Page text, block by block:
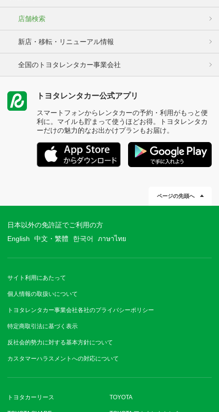
店舗検索
新店・移転・リニューアル情報
全国のトヨタレンタカー事業会社
トヨタレンタカー公式アプリ
スマートフォンからレンタカーの予約・利用がもっと便
利に。マイルも貯まって使うほどお得。トヨタレンタカ
ーだけの魅力的なお出かけプランもお届け。
ページの先頭へ
日本以外の免許証でご利用の方
English
中文・繁體 한국어 ภาษาไทย
サイト利用にあたって
個人情報の取扱いについて
トヨタレンタカー事業会社各社のプライバシーポリシー
特定商取引法に基づく表示
反社会的勢力に対する基本方針について
カスタマーハラスメントへの対応について
トヨタカーリース TOYOTA